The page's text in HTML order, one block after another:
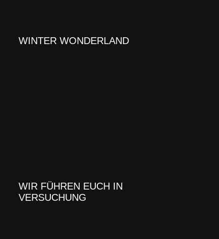
WINTER WONDERLAND
WIR FÜHREN EUCH IN
VERSUCHUNG